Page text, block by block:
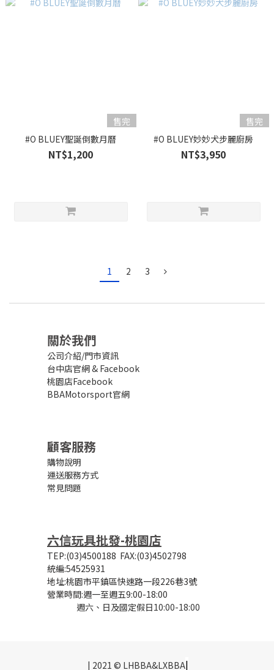
售完
#O BLUEY聖誕倒數月曆
NT$1,200
售完
#O BLUEY妙妙犬步麗廚房
NT$3,950
1 2 3
關於我們
公司介紹/門市資訊
台中店官網& Facebook
桃園店Facebook
BBAMotorsport官網
顧客服務
購物說明
運送服務方式
常見問題
六信玩具批發-桃園店
TEP:(03)4500188 FAX:(03)4502798
統編:54525931
地址:桃園市平鎮區快速路一段226巷3號
營業時間:週一至週五9:00-18:00
週六、日及國定假日10:00-18:00
| 2021 © LHBBA&LXBBA|